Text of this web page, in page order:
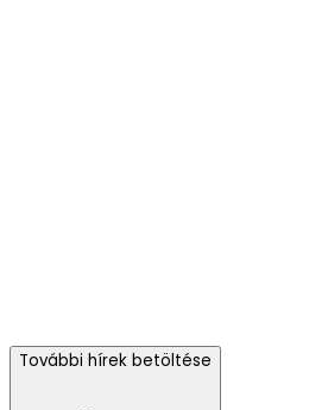
További hírek betöltése